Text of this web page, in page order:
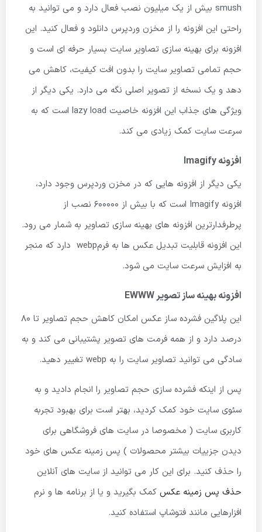
smush بیش از یک میلیون نصب فعال دارد و می توانید به
راحتی این افزونه را از مخزن وردپرس دانلود و فعال کنید. این
افزونه برای بهینه سازی تصاویر سایت بسیار حرفه ای است و
حجم تمامی تصاویر سایت را بدون افت کیفیت، کاهش می
دهد و یک نسخه از تصویر اصلی نگه می دارد. یکی دیگر از
ویژگی های جذاب این افزونه خاصیت lazy load است که به
سرعت سایت کمک زیادی می کند.
افزونه Imagify
یکی دیگر از افزونه هایی که در مخزن وردپرس وجود دارد،
افزونه Imagify است که با بیش از 600000 نصب از
پرطرفدارترین افزونه های بهینه سازی تصاویر به شمار می رود.
این افزونه قابلیت تبدیل عکس ها به فرمwebp دارد که منجر
به افزایش سرعت سایت می شود.
افزونه بهینه ساز تصویر EWWW
این پلاگین فشرده ساز عکس امکان کاهش حجم تصاویر تا 80
درصد دارد و از همه فرمت های تصویر پشتیبانی می کند و به
سادگی می توانید تصاویر سایت را به webp تغییر دهید.
پس از اینکه فشرده سازی حجم تصاویر را انجام دادید و به
سئوی سایت خود کمک کردید، بهتر است برای بهبود تجربه
کاربری سایت ( مخصوصا در سایت های فروشگاهی برای
دیدن جزییات بیشتر محصولات ) پس زمینه عکس های خود
را حذف کنید. برای این کار می توانید از سایت های آنلاین
حذف پس زمینه عکس کمک بگیرید و یا از برنامه ها و نرم
افزارهایی مانند فتوشاپ استفاده کنید.